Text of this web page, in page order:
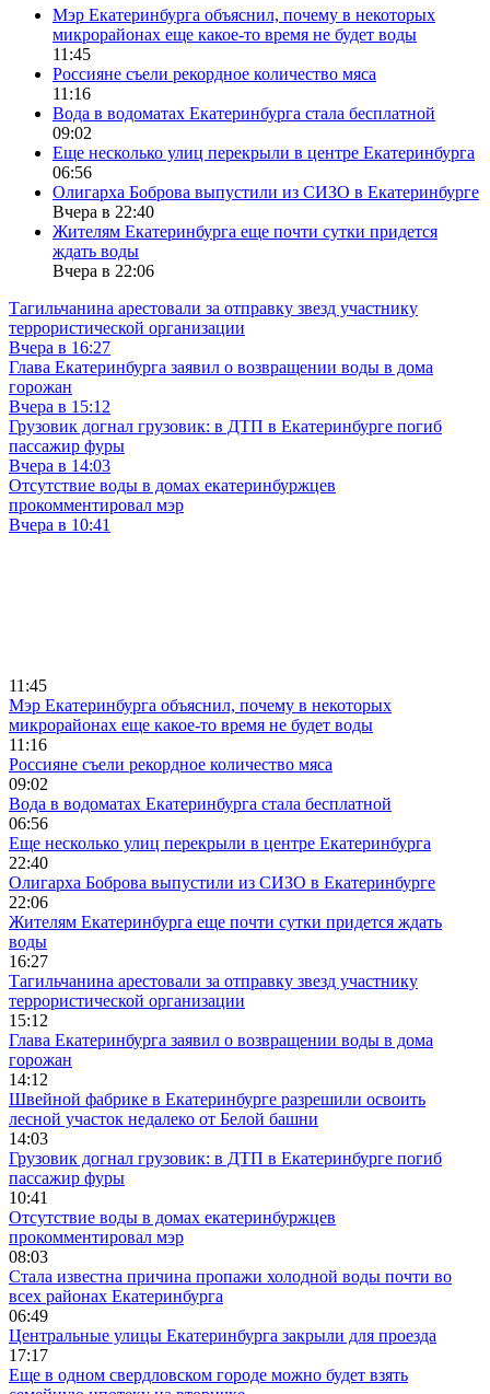
Мэр Екатеринбурга объяснил, почему в некоторых
микрорайонах еще какое-то время не будет воды
11:45
Россияне съели рекордное количество мяса
11:16
Вода в водоматах Екатеринбурга стала бесплатной
09:02
Еще несколько улиц перекрыли в центре Екатеринбурга
06:56
Олигарха Боброва выпустили из СИЗО в Екатеринбурге
Вчера в 22:40
Жителям Екатеринбурга еще почти сутки придется
ждать воды
Вчера в 22:06
Тагильчанина арестовали за отправку звезд участнику
террористической организации
Вчера в 16:27
Глава Екатеринбурга заявил о возвращении воды в дома
горожан
Вчера в 15:12
Грузовик догнал грузовик: в ДТП в Екатеринбурге погиб
пассажир фуры
Вчера в 14:03
Отсутствие воды в домах екатеринбуржцев
прокомментировал мэр
Вчера в 10:41
11:45
Мэр Екатеринбурга объяснил, почему в некоторых
микрорайонах еще какое-то время не будет воды
11:16
Россияне съели рекордное количество мяса
09:02
Вода в водоматах Екатеринбурга стала бесплатной
06:56
Еще несколько улиц перекрыли в центре Екатеринбурга
22:40
Олигарха Боброва выпустили из СИЗО в Екатеринбурге
22:06
Жителям Екатеринбурга еще почти сутки придется ждать
воды
16:27
Тагильчанина арестовали за отправку звезд участнику
террористической организации
15:12
Глава Екатеринбурга заявил о возвращении воды в дома
горожан
14:12
Швейной фабрике в Екатеринбурге разрешили освоить
лесной участок недалеко от Белой башни
14:03
Грузовик догнал грузовик: в ДТП в Екатеринбурге погиб
пассажир фуры
10:41
Отсутствие воды в домах екатеринбуржцев
прокомментировал мэр
08:03
Стала известна причина пропажи холодной воды почти во
всех районах Екатеринбурга
06:49
Центральные улицы Екатеринбурга закрыли для проезда
17:17
Еще в одном свердловском городе можно будет взять